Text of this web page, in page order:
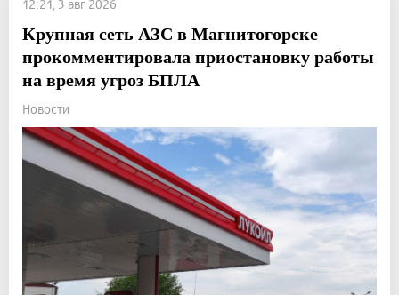
12:21, 3 авг 2026
Крупная сеть АЗС в Магнитогорске
прокомментировала приостановку работы
на время угроз БПЛА
Новости